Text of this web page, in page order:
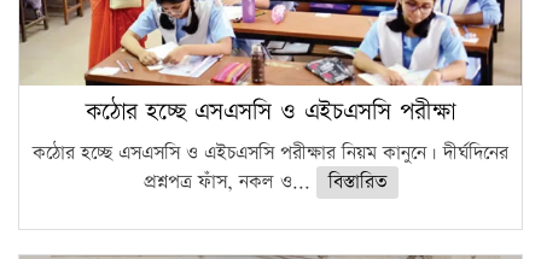
কঠোর হচ্ছে এসএসসি ও এইচএসসি পরীক্ষা
কঠোর হচ্ছে এসএসসি ও এইচএসসি পরীক্ষার নিয়ম কানুনে। দীর্ঘদিনের
প্রশ্নপত্র ফাঁস, নকল ও...
বিস্তারিত